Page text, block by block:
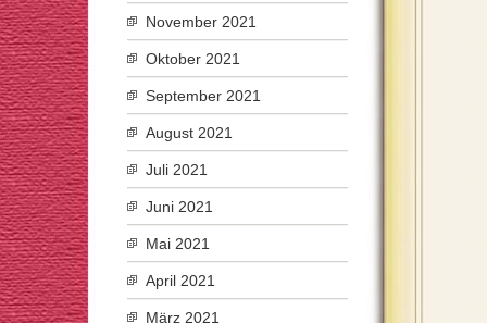
November 2021
Oktober 2021
September 2021
August 2021
Juli 2021
Juni 2021
Mai 2021
April 2021
März 2021